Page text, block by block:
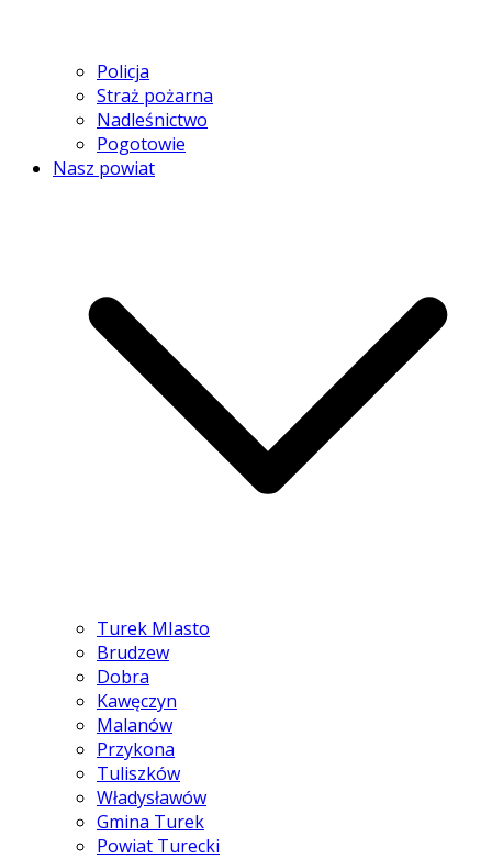
Policja
Straż pożarna
Nadleśnictwo
Pogotowie
Nasz powiat
Turek MIasto
Brudzew
Dobra
Kawęczyn
Malanów
Przykona
Tuliszków
Władysławów
Gmina Turek
Powiat Turecki